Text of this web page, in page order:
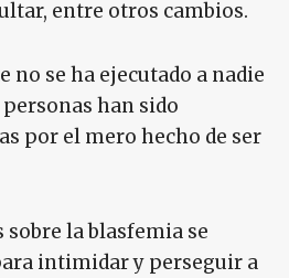
entre otros cambios.
no se ha ejecutado a nadie
han sido
por el mero hecho de ser
sobre la blasfemia se
intimidar y perseguir a